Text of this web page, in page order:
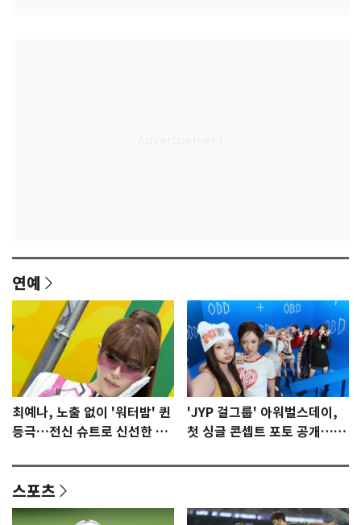
연예
최예나, 노출 없이 '워터밤' 퀸
등극…전신 슈트로 신선한 충
'JYP 걸그룹' 아워벌스데이,
첫 싱글 콘셉트 포토 공개…청
스포츠